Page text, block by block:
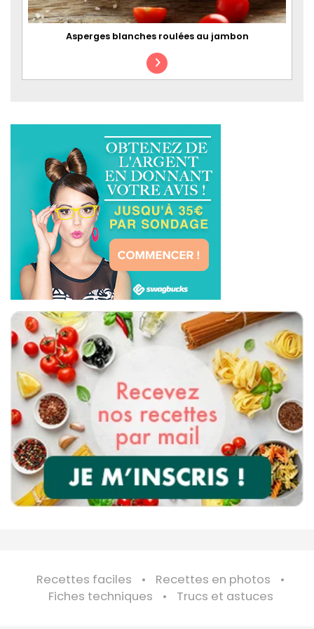
Asperges blanches roulées au jambon
Recettes faciles
Recettes en photos
Fiches techniques
Trucs et astuces